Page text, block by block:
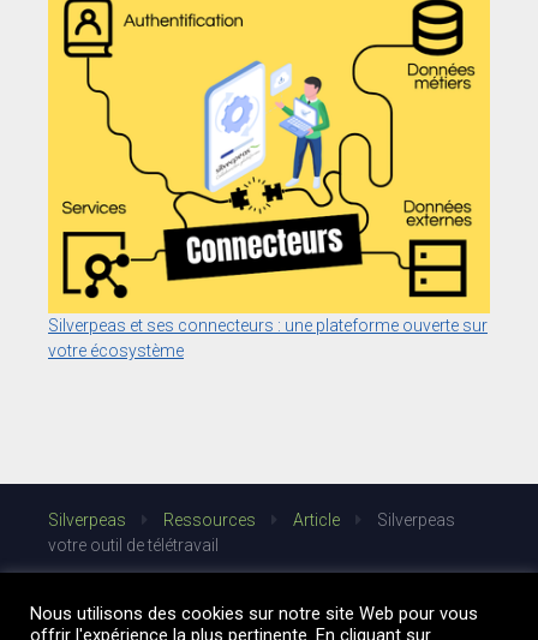
Silverpeas et ses connecteurs : une plateforme ouverte sur
votre écosystème
Silverpeas Ressources Article
Silverpeas
votre outil de télétravail
Nous utilisons des cookies sur notre site Web pour vous
offrir l'expérience la plus pertinente. En cliquant sur